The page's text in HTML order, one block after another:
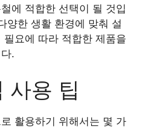
에 적합한 선택이 될 것입
양한 생활 환경에 맞춰 설
요에 따라 적합한 제품을
.
사용 팁
활용하기 위해서는 몇 가